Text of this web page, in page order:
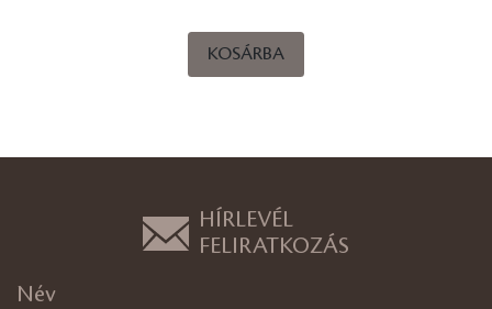
KOSÁRBA
HÍRLEVÉL
FELIRATKOZÁS
Név